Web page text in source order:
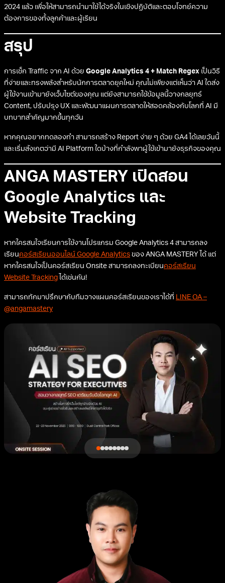
2024 แล้ว เพื่อให้สามารถนำมาใช้ได้จริงในเชิงปฏิบัติและตอบโจทย์ความ
ต้องการของทั้งลูกค้าและผู้เรียน
สรุป
การเช็ก Traffic จาก AI ด้วย Google Analytics 4 + Match Regex เป็นวิธี
ที่ง่ายและทรงพลังสำหรับนักการตลาดยุคใหม่ คุณไม่เพียงแต่เห็นว่า AI ใดส่ง
ผู้ใช้งานเข้ามายังเว็บไซต์ของคุณ แต่ยังสามารถใช้ข้อมูลนี้วางกลยุทธ์
Content, ปรับปรุง UX และพัฒนาแผนการตลาดให้สอดคล้องกับโลกที่ AI มี
บทบาทสำคัญมากขึ้นทุกวัน
หากคุณอยากทดลองทำ สามารถสร้าง Report ง่าย ๆ ด้วย GA4 ได้เลยวันนี้
และเริ่มสังเกตว่ามี AI Platform ใดบ้างที่กำลังพาผู้ใช้เข้ามายังธุรกิจของคุณ
ANGA MASTERY เปิดสอน
Google Analytics และ
Website Tracking
หากใครสนใจเรียนการใช้งานโปรแกรม Google Analytics 4 สามารถลง
เรียนคอร์สเรียนออนไลน์ Google Analytics ของ ANGA MASTERY ได้ แต่
หากใครสนใจเป็นคอร์สเรียน Onsite สามารถลงทะเบียนคอร์สเรียน
Website Tracking ได้เช่นกัน!
สามารถทักมาปรึกษากับทีมวางแผนคอร์สเรียนของเราได้ที่ LINE OA –
@angamastery